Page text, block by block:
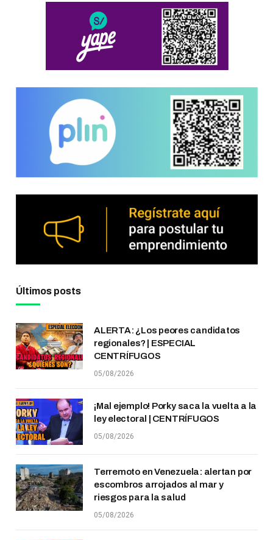
Últimos posts
ALERTA: ¿Los peores candidatos
regionales? | ESPECIAL
CENTRÍFUGOS
05/08/2026
¡Mal ejemplo! Porky saca la vuelta a la
ley electoral | CENTRÍFUGOS
05/08/2026
Terremoto en Venezuela: alertan por
escombros arrojados al mar y
riesgos para la salud
05/08/2026